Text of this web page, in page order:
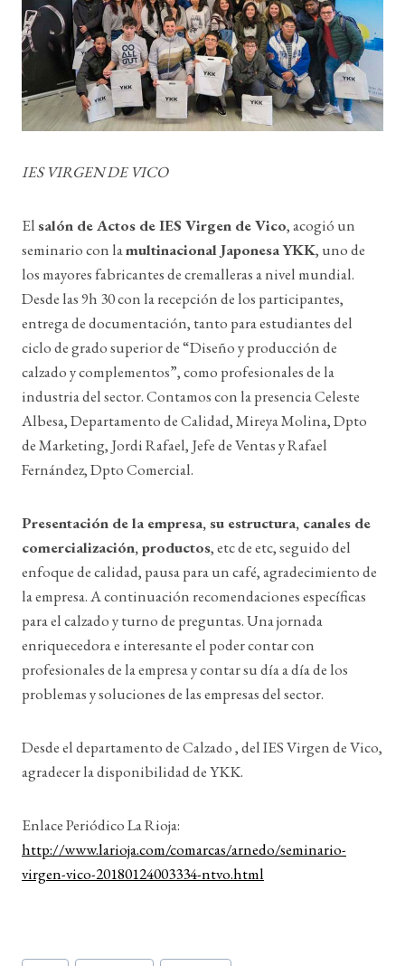
IES VIRGEN DE VICO
Elsalón de Actos de IES Virgen de Vico, acogió un
seminario con lamultinacional Japonesa YKK, uno de
los mayores fabricantes de cremalleras a nivel mundial.
Desde las 9h 30 con la recepción de los participantes,
entrega de documentación, tanto para estudiantes del
ciclo de grado superior de “Diseño y producción de
calzado y complementos”, como profesionales de la
industria del sector. Contamos con la presencia Celeste
Albesa, Departamento de Calidad, Mireya Molina, Dpto
de Marketing, Jordi Rafael, Jefe de Ventas y Rafael
Fernández, Dpto Comercial.
Presentación de la empresa, su estructura, canales de
comercialización, productos, etc de etc, seguido del
enfoque de calidad, pausa para un café, agradecimiento de
la empresa. A continuación recomendaciones específicas
para el calzado y turno de preguntas. Una jornada
enriquecedora e interesante el poder contar con
profesionales de la empresa y contar su día a día de los
problemas y soluciones de las empresas del sector.
Desde el departamento de Calzado , del IES Virgen de Vico,
agradecer la disponibilidad de YKK.
Enlace Periódico La Rioja:
http://www.larioja.com/comarcas/arnedo/seminario-
virgen-vico-20180124003334-ntvo.html